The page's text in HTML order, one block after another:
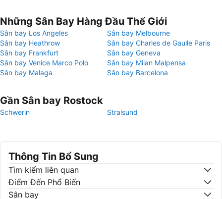
Những Sân Bay Hàng Đầu Thế Giới
Sân bay Los Angeles
Sân bay Melbourne
Sân bay Heathrow
Sân bay Charles de Gaulle Paris
Sân bay Frankfurt
Sân bay Geneva
Sân bay Venice Marco Polo
Sân bay Milan Malpensa
Sân bay Malaga
Sân bay Barcelona
Gần Sân bay Rostock
Schwerin Stralsund
Thông Tin Bổ Sung
Tìm kiếm liên quan
Điểm Đến Phổ Biến
Sân bay